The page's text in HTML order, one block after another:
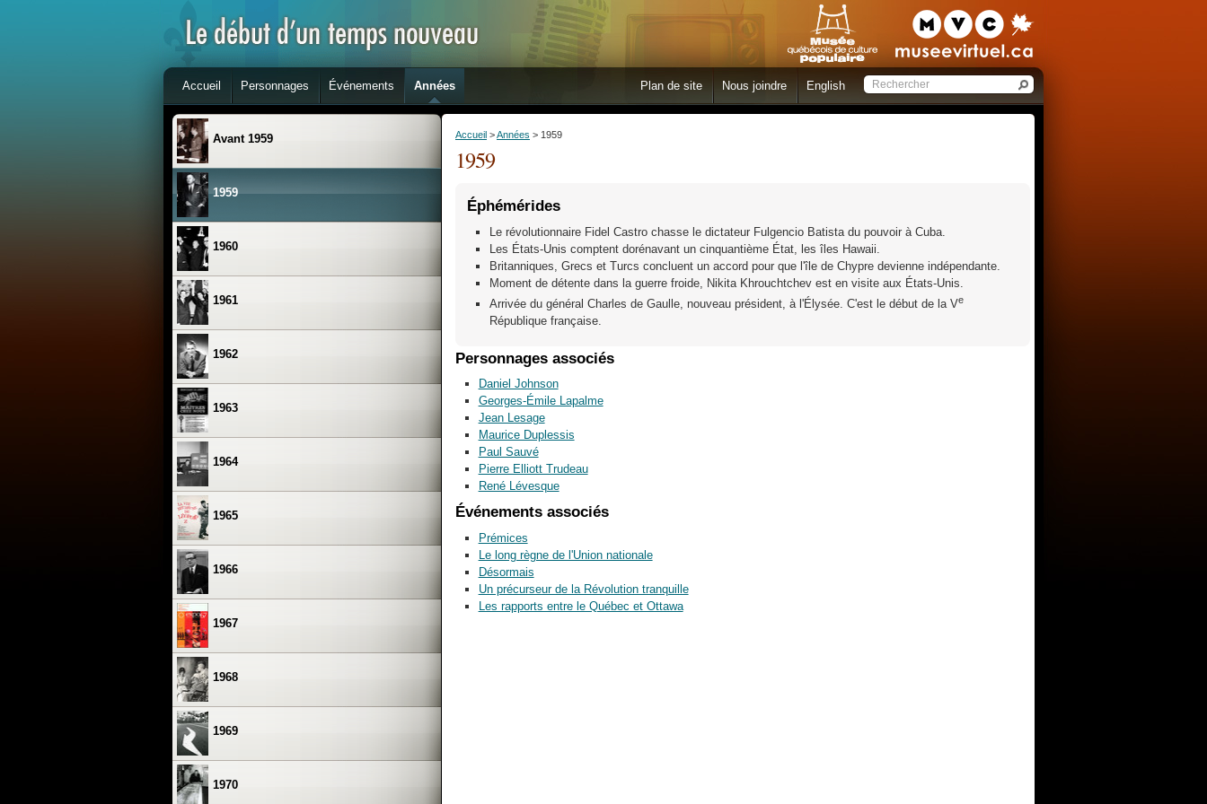
Accueil Personnages Événements Années Plan de site Nous joindre English
Avant 1959
1959
1960
1961
1962
1963
1964
1965
1966
1967
1968
1969
1970
Accueil >Années > 1959
1959
Éphémérides
Le révolutionnaire Fidel Castro chasse le dictateur Fulgencio Batista du pouvoir à Cuba.
Les États-Unis comptent dorénavant un cinquantième État, les îles Hawaii.
Britanniques, Grecs et Turcs concluent un accord pour que l'île de Chypre devienne indépendante.
Moment de détente dans la guerre froide, Nikita Khrouchtchev est en visite aux États-Unis.
Arrivée du général Charles de Gaulle, nouveau président, à l'Élysée. C'est le début de la Ve
République française.
Personnages associés
Daniel Johnson
Georges-Émile Lapalme
Jean Lesage
Maurice Duplessis
Paul Sauvé
Pierre Elliott Trudeau
René Lévesque
Événements associés
Prémices
Le long règne de l'Union nationale
Désormais
Un précurseur de la Révolution tranquille
Les rapports entre le Québec et Ottawa